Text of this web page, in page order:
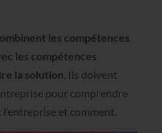
les compétences
les compétences
la solution. Ils doivent
pour comprendre
et comment.